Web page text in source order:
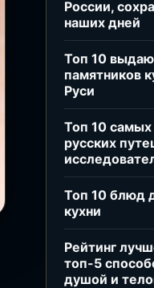
России,
наших дней
Топ 10
памятников
Руси
Топ 10
русских
Топ 10 блюд
кухни
Рейтинг
топ-5
душой и